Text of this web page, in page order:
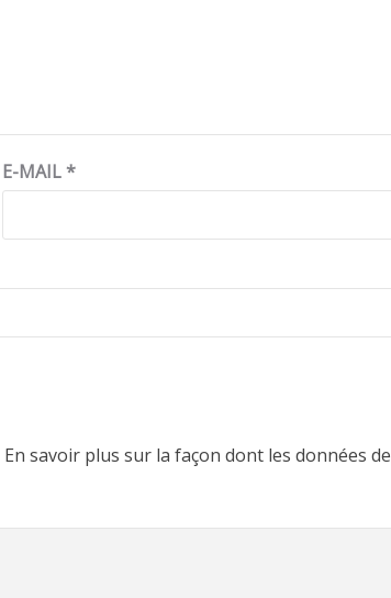
E-MAIL*
En savoir plus sur la façon dont les données de